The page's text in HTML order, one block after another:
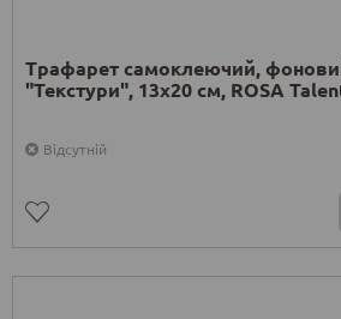
Трафарет самоклеючий,
"Текстури", 13х20 см, ROSA
Відсутній